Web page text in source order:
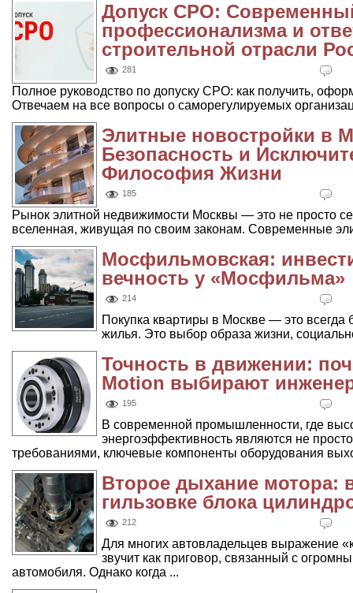
Допуск СРО:
профессионализма и
строительной отрасли
281
Полное руководство по допуску СРО: как получить,
Отвечаем на все вопросы о саморегулируемых
Элитные новостройки в
Безопасность и
Философия Жизни
185
Рынок элитной недвижимости Москвы — это не просто
вселенная, живущая по своим законам. Современные
Мосфильмовская:
вечность у «Мосфильма»
214
Покупка квартиры в Москве — это
жилья. Это выбор образа жизни,
Точность в движении:
Motion выбирают
195
В современной промышленности, где
энергоэффективность являются не
требованиями, ключевые компоненты оборудования
Второе дыхание мотора:
гильзовке блока
212
Для многих автовладельцев выражение
звучит как приговор, связанный с
автомобиля. Однако когда ...